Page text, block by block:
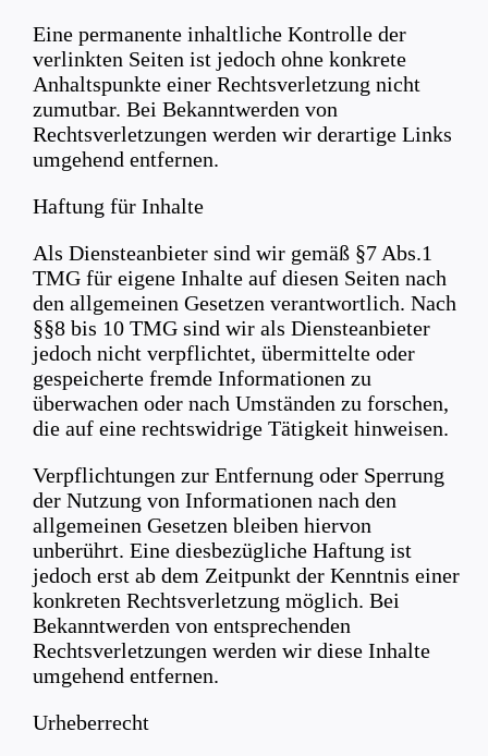
Eine permanente inhaltliche Kontrolle der
verlinkten Seiten ist jedoch ohne konkrete
Anhaltspunkte einer Rechtsverletzung nicht
zumutbar. Bei Bekanntwerden von
Rechtsverletzungen werden wir derartige Links
umgehend entfernen.
Haftung für Inhalte
Als Diensteanbieter sind wir gemäß §7 Abs.1
TMG für eigene Inhalte auf diesen Seiten nach
den allgemeinen Gesetzen verantwortlich. Nach
§§8 bis 10 TMG sind wir als Diensteanbieter
jedoch nicht verpflichtet, übermittelte oder
gespeicherte fremde Informationen zu
überwachen oder nach Umständen zu forschen,
die auf eine rechtswidrige Tätigkeit hinweisen.
Verpflichtungen zur Entfernung oder Sperrung
der Nutzung von Informationen nach den
allgemeinen Gesetzen bleiben hiervon
unberührt. Eine diesbezügliche Haftung ist
jedoch erst ab dem Zeitpunkt der Kenntnis einer
konkreten Rechtsverletzung möglich. Bei
Bekanntwerden von entsprechenden
Rechtsverletzungen werden wir diese Inhalte
umgehend entfernen.
Urheberrecht